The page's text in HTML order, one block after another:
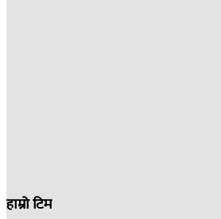
हाम्रो टिम